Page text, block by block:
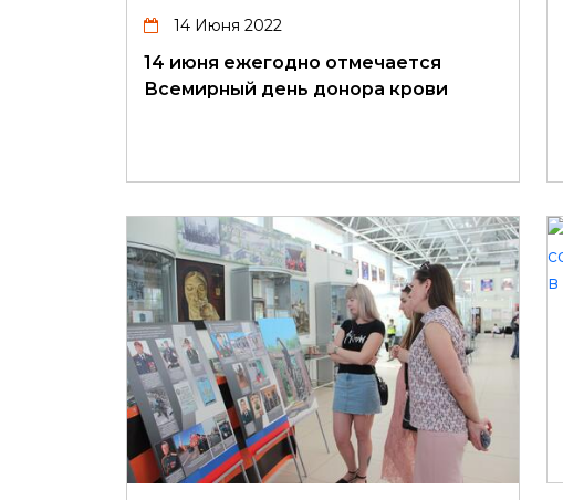
14 Июня 2022
14 июня ежегодно отмечается
Всемирный день донора крови